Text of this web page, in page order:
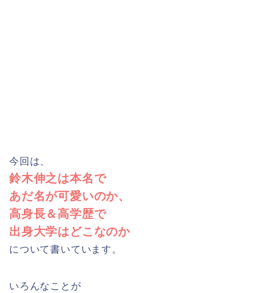
今回は、
鈴木伸之は本名で
あだ名が可愛いのか、
高身長＆高学歴で
出身大学はどこなのか
について書いています。
いろんなことが